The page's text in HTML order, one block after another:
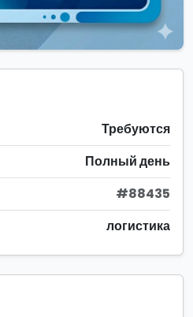
Требуются
Полный день
#88435
логистика